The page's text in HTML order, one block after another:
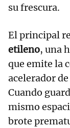
su frescura.
El principal
etileno, una
que emite la
acelerador
Cuando
mismo
brote